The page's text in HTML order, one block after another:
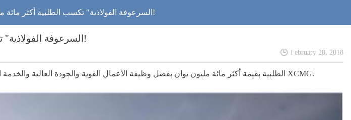
تجديد التاريخ! الحفارة المجنزرة XCMG "السرعوفة الفولاذية" تكسب الطلبية أكثر مائة مليون يوان صيني!
تجديد التاريخ! الحفارة المجنزرة XCMG "السرعوفة الفولاذية" تكسب الطلبية أكثر مائة مليون يوان صيني!
February 28, 2018
مؤخرا، تكسب الحفارة المجنزرة XCMG الطلبية بقيمة أكثر مائة مليون يوان بفضل وظيفة الأعمال القوية والجودة العالية والخدمة الممتازة وحققت أكبر طلبية في تصدير الحفارات المجنزرة XCMG.